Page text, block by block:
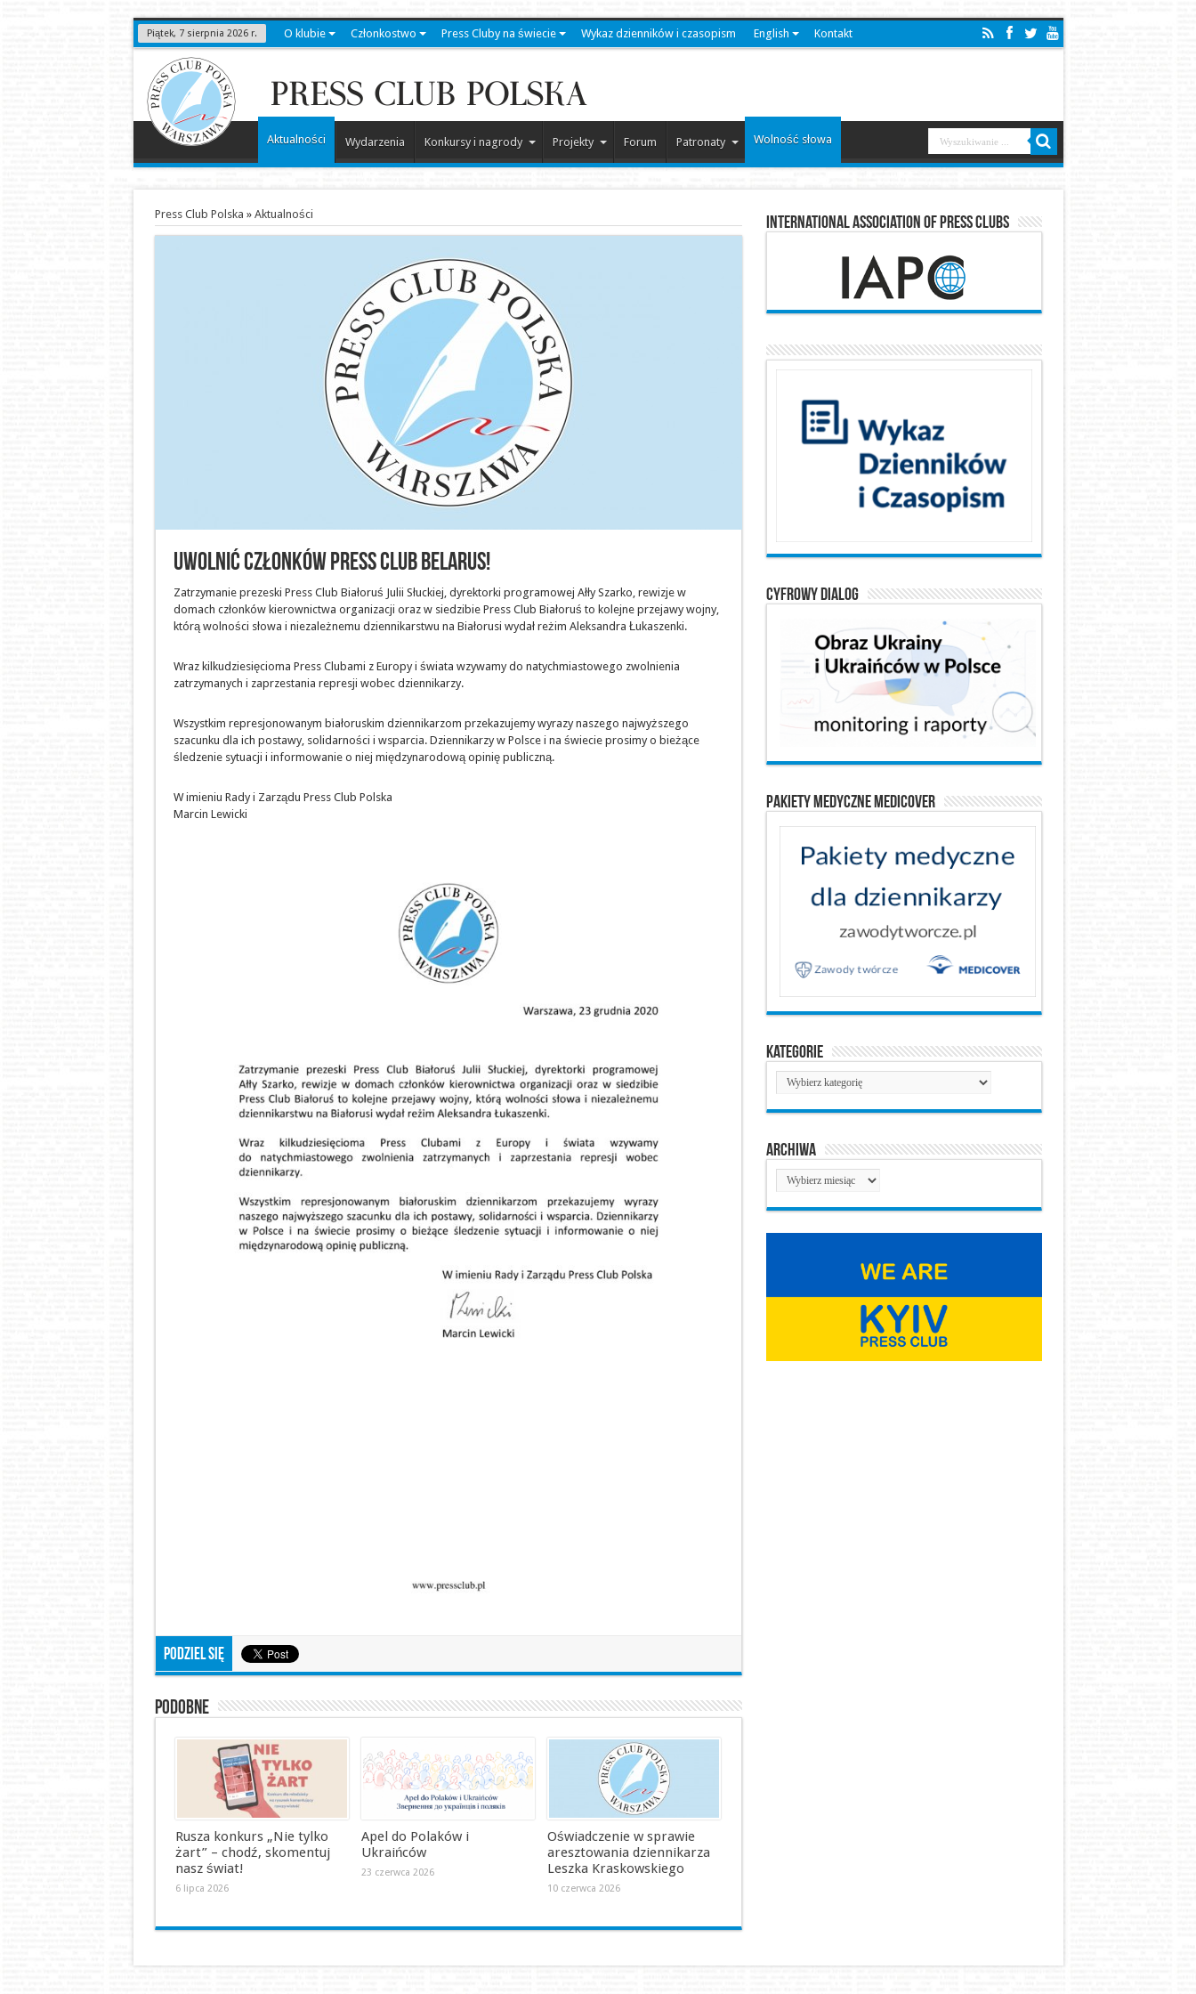
Piątek, 7 sierpnia 2026 r. O klubie Członkostwo Press Cluby na świecie Wykaz dzienników i czasopism English Kontakt
Aktualności Wydarzenia Konkursy i nagrody Projekty Forum Patronaty Wolność słowa
Press Club Polska » Aktualności
Uwolnić członków Press Club Belarus!
Zatrzymanie prezeski Press Club Białoruś Julii Słuckiej, dyrektorki programowej Ałły Szarko, rewizje w
domach członków kierownictwa organizacji oraz w siedzibie Press Club Białoruś to kolejne przejawy wojny,
którą wolności słowa i niezależnemu dziennikarstwu na Białorusi wydał reżim Aleksandra Łukaszenki.
Wraz kilkudziesięcioma Press Clubami z Europy i świata wzywamy do natychmiastowego zwolnienia
zatrzymanych i zaprzestania represji wobec dziennikarzy.
Wszystkim represjonowanym białoruskim dziennikarzom przekazujemy wyrazy naszego najwyższego
szacunku dla ich postawy, solidarności i wsparcia. Dziennikarzy w Polsce i na świecie prosimy o bieżące
śledzenie sytuacji i informowanie o niej międzynarodową opinię publiczną.
W imieniu Rady i Zarządu Press Club Polska
Marcin Lewicki
Podziel się
Podobne
Rusza konkurs „Nie tylko
żart” – chodź, skomentuj
nasz świat!
6 lipca 2026
Apel do Polaków i
Ukraińców
23 czerwca 2026
Oświadczenie w sprawie
aresztowania dziennikarza
Leszka Kraskowskiego
10 czerwca 2026
International Association of Press Clubs
Cyfrowy Dialog
Pakiety medyczne Medicover
Kategorie
Kategorie
Archiwa
Archiwa